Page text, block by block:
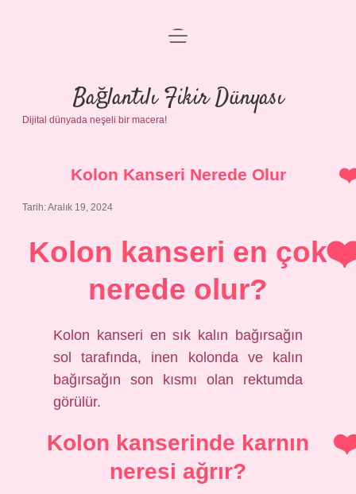
Anasayfa
Gizlilik Politikası
Yasal Uyarı
menüyü
Bağlantılı Fikir Dünyası
Dijital dünyada neşeli bir macera!
Kolon Kanseri Nerede Olur
Tarih: Aralık 19, 2024
Kolon kanseri en çok
nerede olur?
Kolon kanseri en sık kalın bağırsağın
sol tarafında, inen kolonda ve kalın
bağırsağın son kısmı olan rektumda
görülür.
Kolon kanserinde karnın
neresi ağrır?